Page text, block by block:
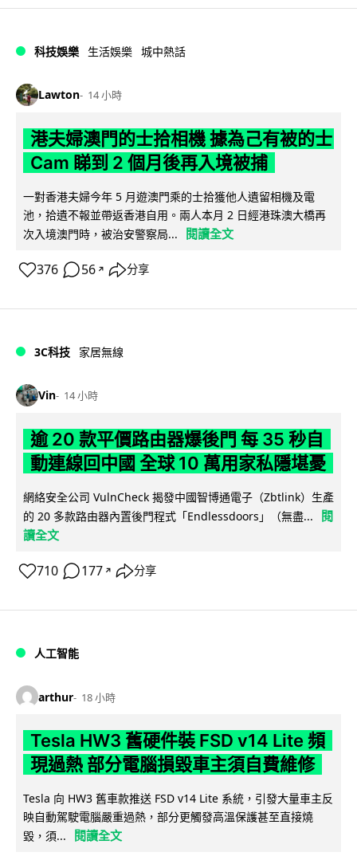
科技娛樂 生活娛樂 城中熱話
Lawton 14 小時
港夫婦澳門的士拾相機 據為己有被的士
Cam 睇到 2 個月後再入境被捕
一對香港夫婦今年 5 月遊澳門乘的士拾獲他人遺留相機及電
池，拾遺不報並帶返香港自用。兩人本月 2 日經港珠澳大橋再
次入境澳門時，被治安警察局...
閱讀全文
376 56 ↗ 分享
3C科技 家居無線
Vin 14 小時
逾 20 款平價路由器爆後門 每 35 秒自
動連線回中國 全球 10 萬用家私隱堪憂
網絡安全公司 VulnCheck 揭發中國智博通電子（Zbtlink）生產
的 20 多款路由器內置後門程式「Endlessdoors」（無盡...
閱
讀全文
710 177 ↗ 分享
人工智能
arthur 18 小時
Tesla HW3 舊硬件裝 FSD v14 Lite 頻
現過熱 部分電腦損毀車主須自費維修
Tesla 向 HW3 舊車款推送 FSD v14 Lite 系統，引發大量車主反
映自動駕駛電腦嚴重過熱，部分更觸發高溫保護甚至直接燒
毀，須...
閱讀全文